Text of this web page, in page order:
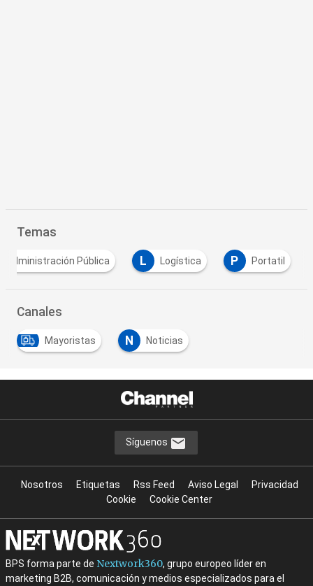
Temas
Administración Pública L Logística P Portatil
Canales
Mayoristas N Noticias
Síguenos
Nosotros Etiquetas Rss Feed Aviso Legal
Privacidad
Cookie
Cookie Center
BPS forma parte de Nextwork360, grupo europeo líder en
marketing B2B, comunicación y medios especializados para el